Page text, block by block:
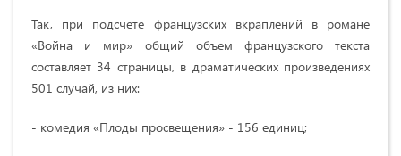
Так, при подсчете французских вкраплений в романе
«Война и мир» общий объем французского текста
составляет 34 страницы, в драматических произведениях
501 случай, из них:
- комедия «Плоды просвещения» - 156 единиц;